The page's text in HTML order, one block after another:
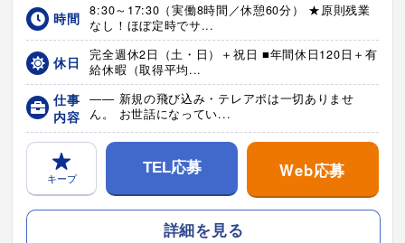
時間
8:30～17:30（実働8時間／休憩60分） ★原則残業
なし！ほぼ定時でサ...
休日
完全週休2日（土・日）＋祝日 ■年間休日120日＋有
給休暇（取得平均...
仕事
内容
―― 新規の飛び込み・テレアポは一切ありませ
ん。 お世話になってい...
キープ
TEL応募 Web応募
詳細を見る